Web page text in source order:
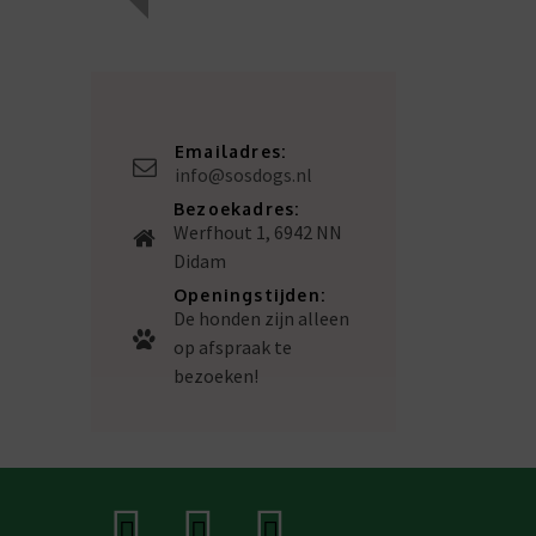
Emailadres:
info@sosdogs.nl
Bezoekadres:
Werfhout 1, 6942 NN
Didam
Openingstijden:
De honden zijn alleen
op afspraak te
bezoeken!